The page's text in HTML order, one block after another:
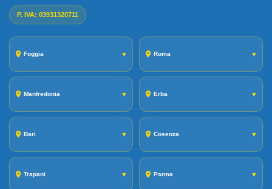
P. IVA: 03931320711
Foggia ▼ Roma ▼
Manfredonia ▼ Erba ▼
Bari ▼ Cosenza ▼
Trapani ▼ Parma ▼